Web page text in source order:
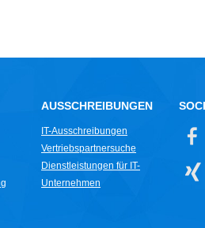
AUSSCHREIBUNGEN
IT-Ausschreibungen
Vertriebspartnersuche
Dienstleistungen für IT-
Unternehmen